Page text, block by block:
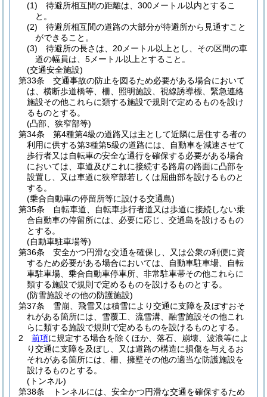
(1)
待避所相互間の距離は、300メートル以内とするこ
と。
(2)
待避所相互間の道路の大部分が待避所から見通すこと
ができること。
(3)
待避所の長さは、20メートル以上とし、その区間の車
道の幅員は、5メートル以上とすること。
(交通安全施設)
第33条
交通事故の防止を図るため必要がある場合において
は、横断歩道橋等、柵、照明施設、視線誘導標、緊急連絡
施設その他これらに類する施設で規則で定めるものを設け
るものとする。
(凸部、狭窄部等)
第34条
第4種第4級の道路又は主として近隣に居住する者の
利用に供する第3種第5級の道路には、自動車を減速させて
歩行者又は自転車の安全な通行を確保する必要がある場合
においては、車道及びこれに接続する路肩の路面に凸部を
設置し、又は車道に狭窄部若しくは屈曲部を設けるものと
する。
(乗合自動車の停留所等に設ける交通島)
第35条
自転車道、自転車歩行者道又は歩道に接続しない乗
合自動車の停留所には、必要に応じ、交通島を設けるもの
とする。
(自動車駐車場等)
第36条
安全かつ円滑な交通を確保し、又は公衆の利便に資
するため必要がある場合においては、自動車駐車場、自転
車駐車場、乗合自動車停車所、非常駐車帯その他これらに
類する施設で規則で定めるものを設けるものとする。
(防雪施設その他の防護施設)
第37条
雪崩、飛雪又は積雪により交通に支障を及ぼすおそ
れがある箇所には、雪覆工、流雪溝、融雪施設その他これ
らに類する施設で規則で定めるものを設けるものとする。
2
前項に規定する場合を除くほか、落石、崩壊、波浪等によ
り交通に支障を及ぼし、又は道路の構造に損傷を与えるお
それがある箇所には、柵、擁壁その他の適当な防護施設を
設けるものとする。
(トンネル)
第38条
トンネルには、安全かつ円滑な交通を確保するため